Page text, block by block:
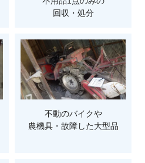
回収・処分
不動のバイクや
農機具・故障した大型品